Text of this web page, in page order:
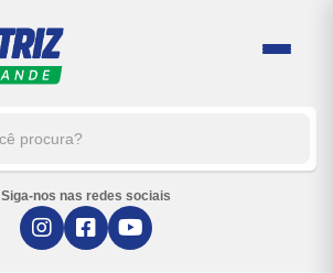
Siga-nos nas redes sociais